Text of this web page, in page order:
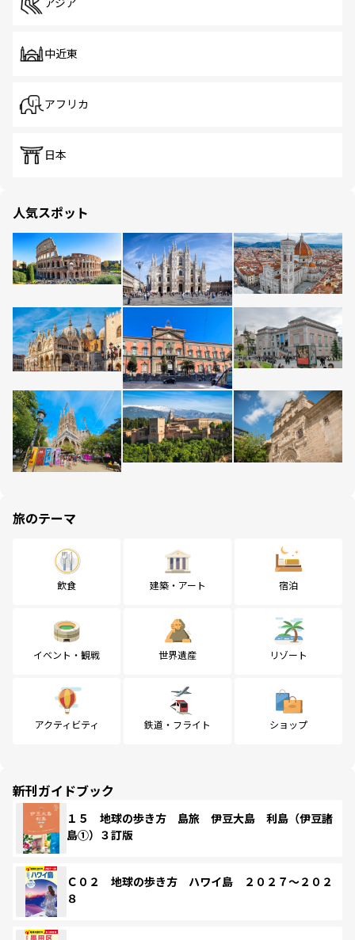
アジア
中近東
アフリカ
日本
人気スポット
旅のテーマ
飲食 建築・アート 宿泊
イベント・観戦 世界遺産 リゾート
アクティビティ 鉄道・フライト ショップ
新刊ガイドブック
１５ 地球の歩き方 島旅 伊豆大島 利島（伊豆諸
島①）３訂版
Ｃ０２ 地球の歩き方 ハワイ島 ２０２７～２０２
８